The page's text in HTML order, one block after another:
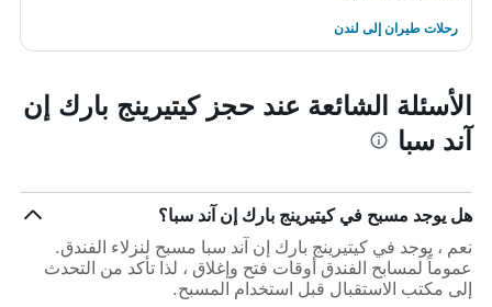
رحلات طيران إلى لندن
الأسئلة الشائعة عند حجز كيتيرينج بارك إن
آند سبا
هل يوجد مسبح في كيتيرينج بارك إن آند سبا؟
نعم ، يوجد في كيتيرينج بارك إن آند سبا مسبح لنزلاء الفندق.
عموماً لمسابح الفندق أوقات فتح وإغلاق ، لذا تأكد من التحدث
إلى مكتب الاستقبال قبل استخدام المسبح.